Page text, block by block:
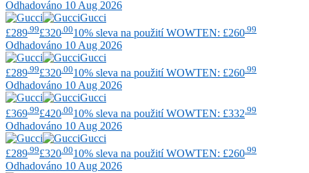
Odhadováno 10 Aug 2026
Gucci
£289 .99£320 .0010% sleva na použití WOWTEN: £260 .99
Odhadováno 10 Aug 2026
Gucci
£289.99£320.0010% sleva na použití WOWTEN: £260.99
Odhadováno 10 Aug 2026
Gucci
£369 .99£420 .0010% sleva na použití WOWTEN: £332 .99
Odhadováno 10 Aug 2026
Gucci
£289 .99£320 .0010% sleva na použití WOWTEN: £260 .99
Odhadováno 10 Aug 2026